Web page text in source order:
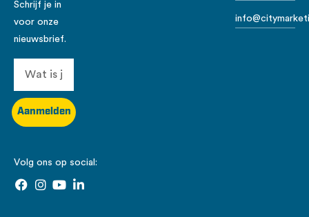
Schrijf je in
voor onze
nieuwsbrief.
Aanmelden
Volg ons op social: